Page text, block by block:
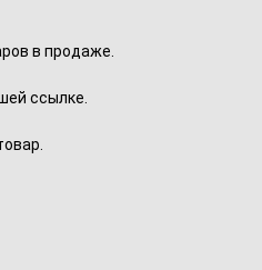
в продаже.
ссылке.